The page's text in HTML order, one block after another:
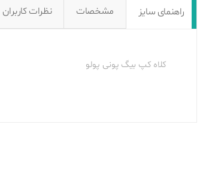
راهنمای سایز مشخصات نظرات کاربران
کلاه کپ بیگ پونی پولو